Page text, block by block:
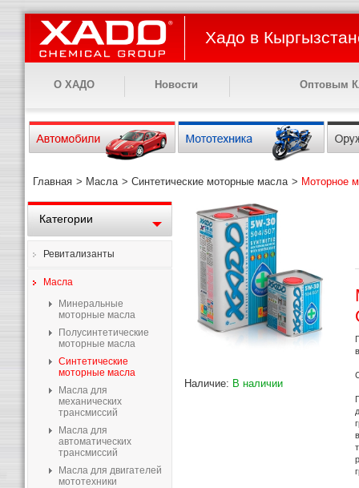
Хадо в
О ХАДО Новости Оптовым
Главная > Масла > Синтетические моторные масла > Моторное
Категории
Ревитализанты
Масла
Минеральные
моторные масла
Полусинтетические
моторные масла
Синтетические
моторные масла
Масла для
механических
трансмиссий
Масла для
автоматических
трансмиссий
Масла для двигателей
мототехники
Наличие: В наличии